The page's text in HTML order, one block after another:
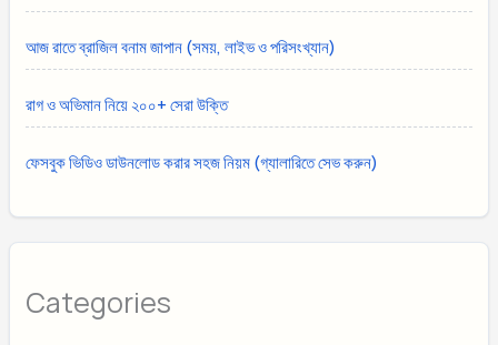
আজ রাতে ব্রাজিল বনাম জাপান (সময়, লাইভ ও পরিসংখ্যান)
রাগ ও অভিমান নিয়ে ২০০+ সেরা উক্তি
ফেসবুক ভিডিও ডাউনলোড করার সহজ নিয়ম (গ্যালারিতে সেভ করুন)
Categories